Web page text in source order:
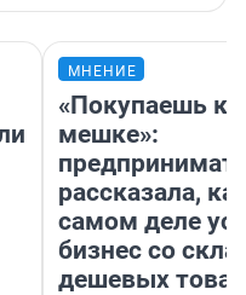
МНЕНИЕ
«Покупаешь
мешке»:
рассказала,
самом деле
бизнес со
дешевых